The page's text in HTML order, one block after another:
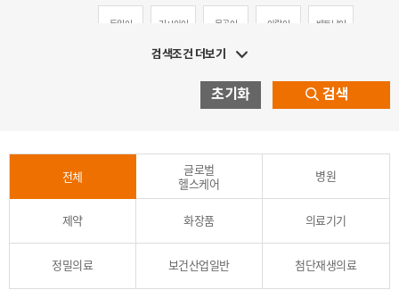
독일어 러시아어 몽골어 아랍어 베트남어
가능자
전체 무관 연령제한 20대 이하 30대
검색조건 더보기
초기화 검색
전체
글로벌
헬스케어
병원
제약 화장품 의료기기
정밀의료 보건산업일반 첨단재생의료